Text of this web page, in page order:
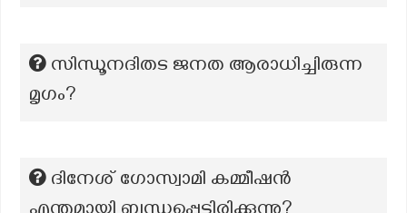
സിന്ധൂനദിതട ജനത ആരാധിച്ചിരുന്ന
മൃഗം?
ദിനേശ് ഗോസ്വാമി കമ്മീഷൻ